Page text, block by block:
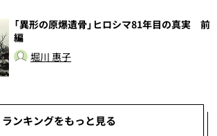
「異形の原爆遺骨」ヒロシマ81年目の真実 前
編
堀川 惠子
ランキングをもっと見る